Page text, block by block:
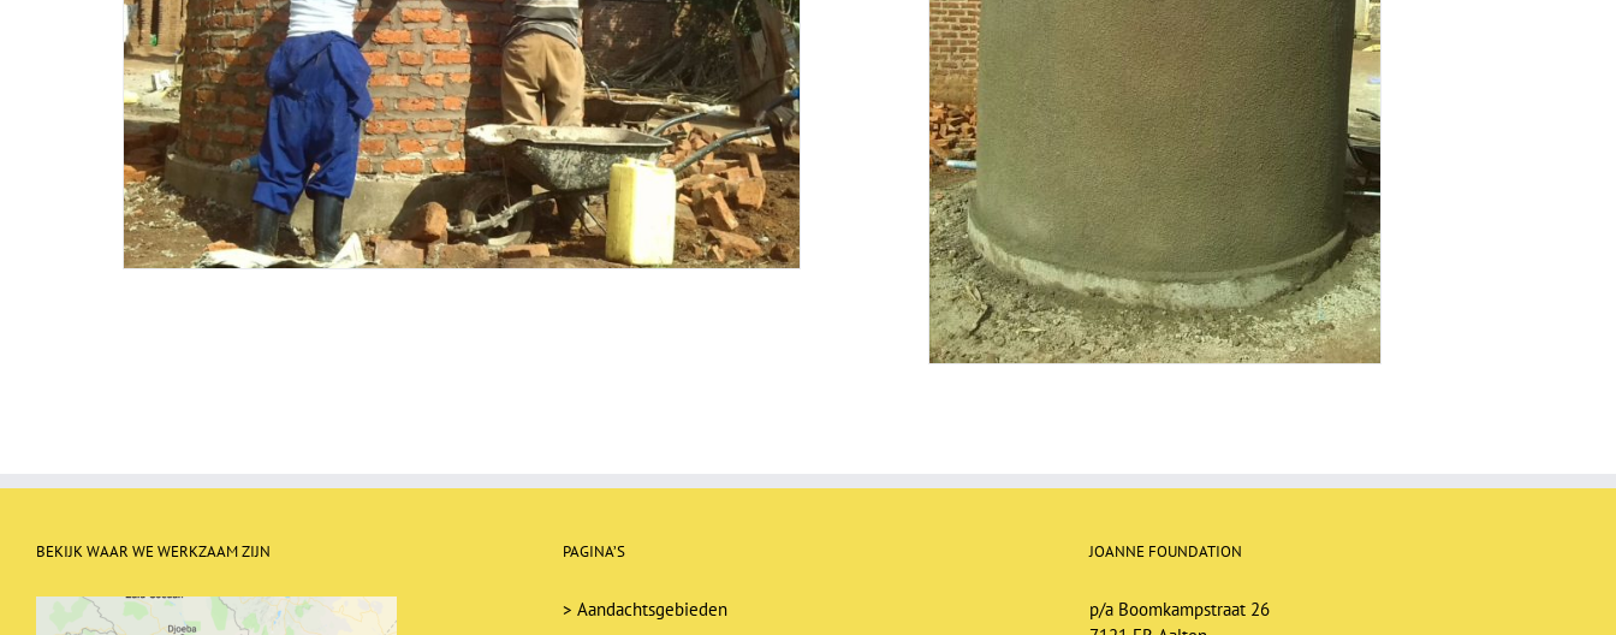
BEKIJK WAAR WE WERKZAAM ZIJN PAGINA’S
> Aandachtsgebieden
JOANNE FOUNDATION
p/a Boomkampstraat 26